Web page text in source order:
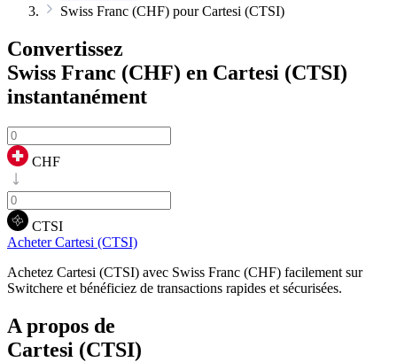
Swiss Franc (CHF) pour Cartesi (CTSI)
Convertissez
Swiss Franc (CHF) en Cartesi (CTSI)
instantanément
CHF
CTSI
Acheter Cartesi (CTSI)
Achetez Cartesi (CTSI) avec Swiss Franc (CHF) facilement sur
Switchere et bénéficiez de transactions rapides et sécurisées.
A propos de
Cartesi (CTSI)